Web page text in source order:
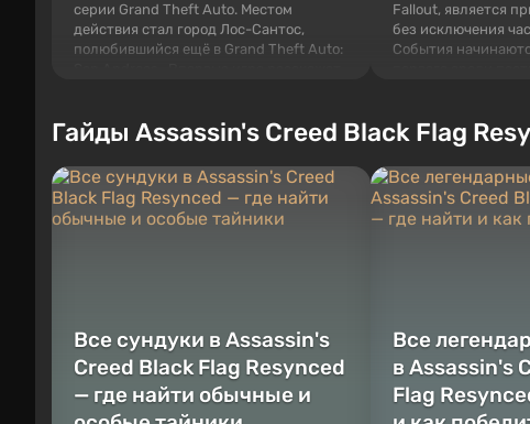
серии Grand Theft Auto. Местом
действия стал город Лос-Сантос,
полюбившийся ещё в Grand Theft Auto:
которыми вы сможете переключаться в
любое время. Жанр и...
Fallout, является
без исключения
События
как на Америку
Место действия
Гайды Assassin's Creed Black Flag
Все сундуки в Assassin's
Creed Black Flag Resynced
— где найти обычные и
Все
в Assassin's
Flag